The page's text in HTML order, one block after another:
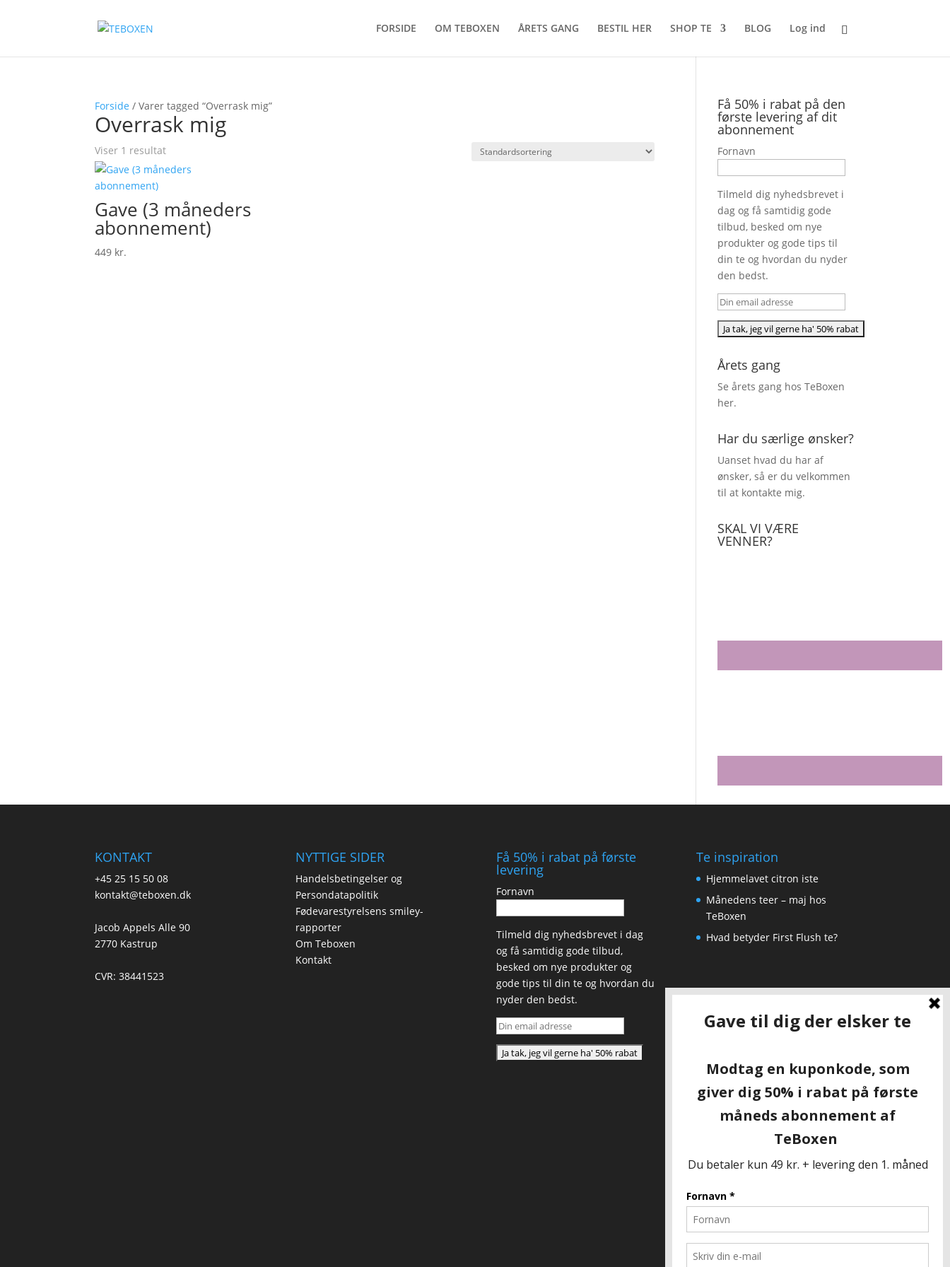
FORSIDE OM TEBOXEN ÅRETS GANG BESTIL HER SHOP TE BLOG Log ind
Forside / Varer tagged “Overrask mig”
Overrask mig
Viser 1 resultat
Gave (3 måneders
abonnement)
449 kr.
Få 50% i rabat på den
første levering af dit
abonnement
Fornavn
Tilmeld dig nyhedsbrevet i
dag og få samtidig gode
tilbud, besked om nye
produkter og gode tips til
din te og hvordan du nyder
den bedst.
Årets gang
Se årets gang hos TeBoxen
her.
Har du særlige ønsker?
Uanset hvad du har af
ønsker, så er du velkommen
til at kontakte mig.
SKAL VI VÆRE
VENNER?
KONTAKT
+45 25 15 50 08
kontakt@teboxen.dk
Jacob Appels Alle 90
2770 Kastrup
CVR: 38441523
NYTTIGE SIDER
Handelsbetingelser og
Persondatapolitik
Fødevarestyrelsens smiley-
rapporter
Om Teboxen
Kontakt
Få 50% i rabat på første
levering
Fornavn
Tilmeld dig nyhedsbrevet i dag
og få samtidig gode tilbud,
besked om nye produkter og
gode tips til din te og hvordan du
nyder den bedst.
Te inspiration
Hjemmelavet citron iste
Månedens teer – maj hos
TeBoxen
Hvad betyder First Flush te?
SKAL VI VÆRE VENNER?